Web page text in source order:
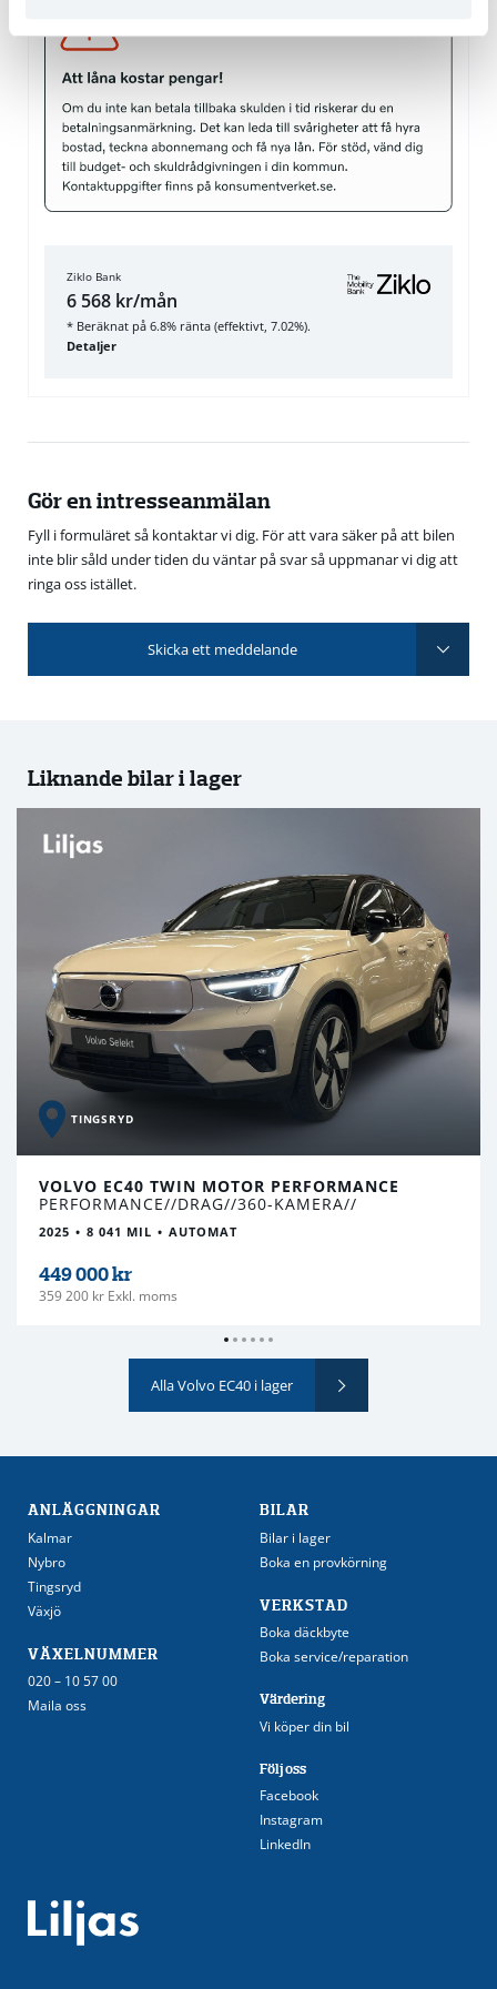
Ziklo Bank
6 568 kr/mån
* Beräknat på 6.8% ränta (effektivt, 7.02%).
Detaljer
Gör en intresseanmälan
Fyll i formuläret så kontaktar vi dig. För att vara säker på att bilen
inte blir såld under tiden du väntar på svar så uppmanar vi dig att
ringa oss istället.
Skicka ett meddelande
Liknande bilar i lager
TINGSRYD
VOLVO EC40 TWIN MOTOR PERFORMANCE
PERFORMANCE//DRAG//360-KAMERA//
2025 8 041 MIL AUTOMAT
449 000 kr
359 200 kr Exkl. moms
Alla Volvo EC40 i lager
ANLÄGGNINGAR
Kalmar
Nybro
Tingsryd
Växjö
VÄXELNUMMER
020 – 10 57 00
Maila oss
BILAR
Bilar i lager
Boka en provkörning
VERKSTAD
Boka däckbyte
Boka service/reparation
Värdering
Vi köper din bil
Följ oss
Facebook
Instagram
LinkedIn